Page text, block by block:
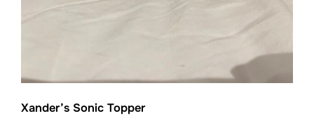
Xander’s Sonic Topper